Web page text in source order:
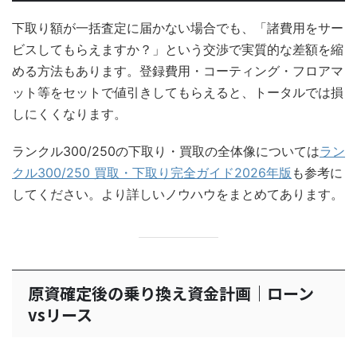
下取り額が一括査定に届かない場合でも、「諸費用をサー
ビスしてもらえますか？」という交渉で実質的な差額を縮
める方法もあります。登録費用・コーティング・フロアマ
ット等をセットで値引きしてもらえると、トータルでは損
しにくくなります。
ランクル300/250の下取り・買取の全体像についてはラン
クル300/250 買取・下取り完全ガイド2026年版 も参考に
してください。より詳しいノウハウをまとめてあります。
原資確定後の乗り換え資金計画｜ローン
vsリース